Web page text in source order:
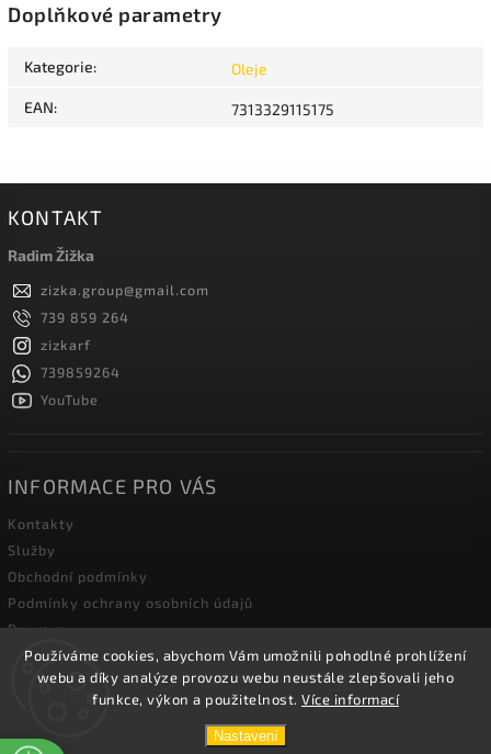
Používáme cookies, abychom Vám umožnili pohodlné prohlížení
webu a díky analýze provozu webu neustále zlepšovali jeho
funkce, výkon a použitelnost. Více informací
Nastavení
Doplňkové parametry
Kategorie: Oleje
EAN: 7313329115175
KONTAKT
Radim Žižka
zizka.group@gmail.com
739 859 264
zizkarf
739859264
YouTube
INFORMACE PRO VÁS
Kontakty
Služby
Obchodní podmínky
Podmínky ochrany osobních údajů
Doprava
Blog zahradní techniky
Žižka R&F s.r.o.. Všechna práva vyhrazena.
Shoptet| DesignShoptak.cz.